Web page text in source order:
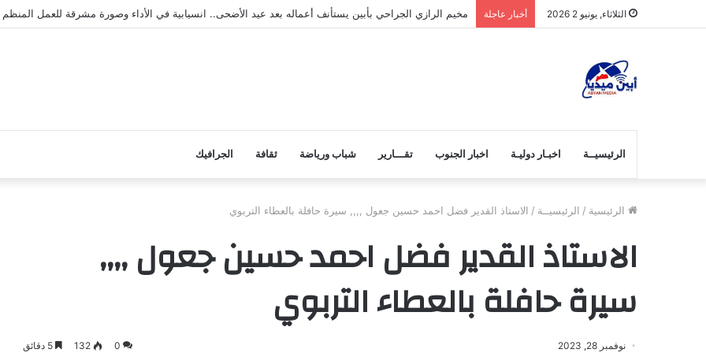
الثلاثاء, يونيو 2 2026 أخبار عاجلة المخدرات.. آفة تهدد شباب محافظة أبين
الرئيسيــة اخبـار دوليـة اخبار الجنوب تقـــارير شباب ورياضة ثقافة الجرافيك
الرئيسية / الرئيسيــة / الاستاذ القدير فضل احمد حسين جعول ,,,, سيرة حافلة بالعطاء التربوي
الاستاذ القدير فضل احمد حسين جعول ,,,,
سيرة حافلة بالعطاء التربوي
نوفمبر 28, 2023 0
132